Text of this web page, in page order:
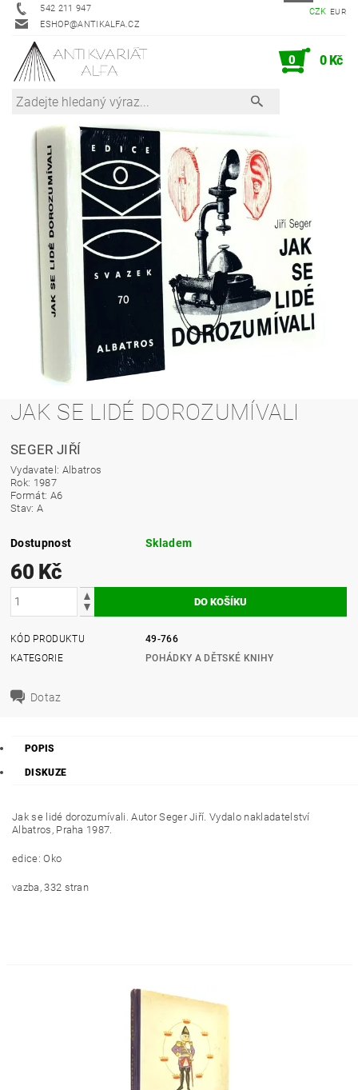
542 211 947
ESHOP@ANTIKALFA.CZ
CZK EUR
0 0 Kč
JAK SE LIDÉ DOROZUMÍVALI
SEGER JIŘÍ
Vydavatel: Albatros
Rok: 1987
Formát: A6
Stav: A
Dostupnost Skladem
60 Kč
KÓD PRODUKTU
49-766
KATEGORIE
POHÁDKY A DĚTSKÉ KNIHY
Dotaz
POPIS
DISKUZE
Jak se lidé dorozumívali. Autor Seger Jiří. Vydalo nakladatelství
Albatros, Praha 1987.
edice: Oko
vazba, 332 stran